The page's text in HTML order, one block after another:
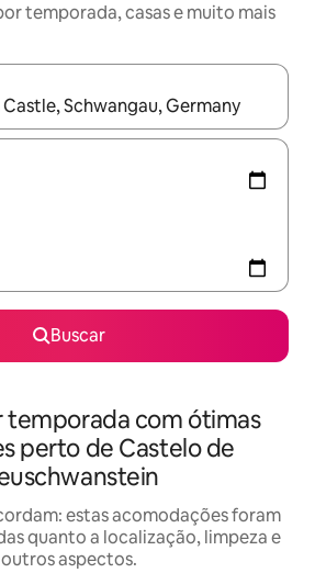
temporada, casas e muito mais
estiverem disponíveis, explore-os
Buscar
temporada com ótimas
perto de Castelo de
estas acomodações foram
quanto a localização, limpeza e
outros aspectos.